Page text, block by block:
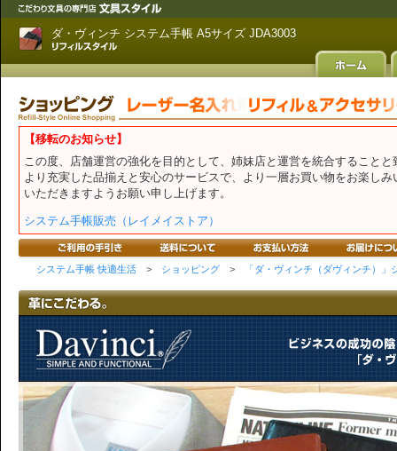
ダ・ヴィンチ システム手帳 A5サイズ JDA3003
【移転のお知らせ】
この度、店舗運営の強化を目的として、姉妹店と運営を統合することと
より充実した品揃えと安心のサービスで、より一層お買い物をお楽し
いただきますようお願い申し上げます。
システム手帳販売（レイメイストア）
システム手帳 快適生活 > ショッピング > 「ダ・ヴィンチ（ダヴィンチ）」